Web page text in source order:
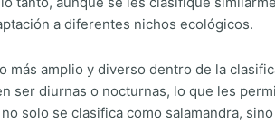
a diferentes nichos ecológicos.
más amplio y diverso dentro de la
ser diurnas o nocturnas, lo que les
solo se clasifica como salamandra,